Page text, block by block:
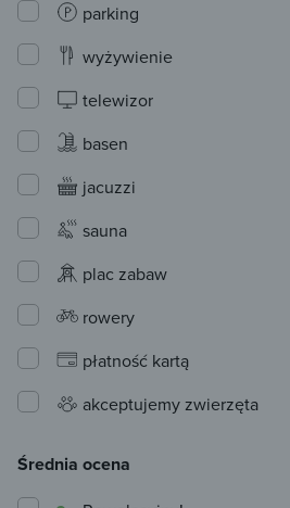
parking
wyżywienie
telewizor
basen
jacuzzi
sauna
plac zabaw
rowery
płatność kartą
akceptujemy zwierzęta
Średnia ocena